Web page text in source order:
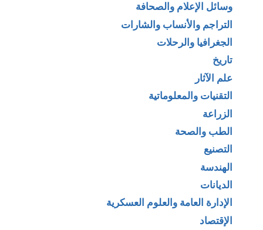
وسائل الإعلام والصحافة
التراجم والأنساب والشارات
الجغرافيا والرحلات
تاريخ
علم الآثار
التقنيات والمعلوماتية
الزراعة
الطب والصحة
التصنيع
الهندسة
الديانات
الإدارة العامة والعلوم العسكرية
الإقتصاد